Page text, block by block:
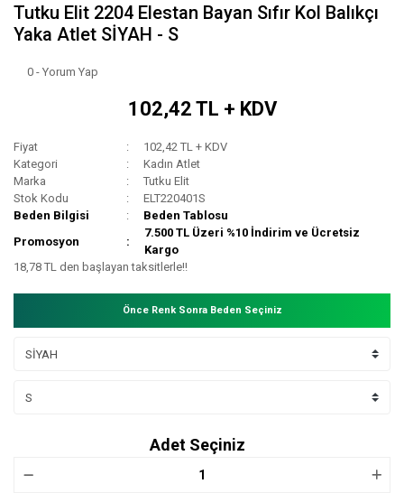
Tutku Elit 2204 Elestan Bayan Sıfır Kol Balıkçı
Yaka Atlet SİYAH - S
0 - Yorum Yap
102,42 TL + KDV
Fiyat
102,42 TL + KDV
Kategori
Kadın Atlet
Marka
Tutku Elit
Stok Kodu
ELT220401S
Beden Bilgisi
Beden Tablosu
Promosyon
7.500 TL Üzeri %10 İndirim ve Ücretsiz
Kargo
18,78 TL den başlayan taksitlerle!!
Önce Renk Sonra Beden Seçiniz
Adet Seçiniz